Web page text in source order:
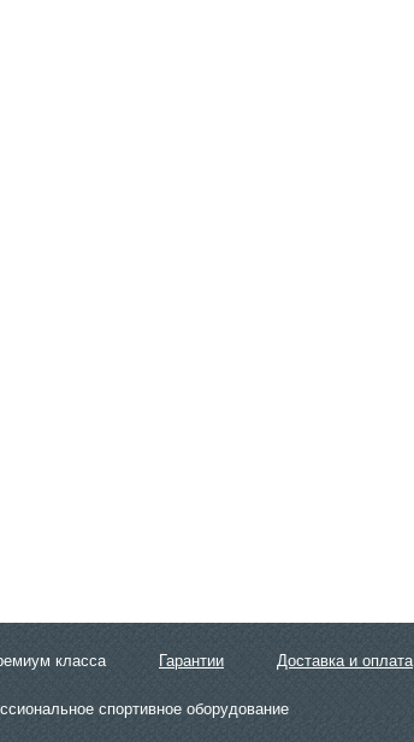
класса Гарантии
Доставка и оплата
спортивное оборудование